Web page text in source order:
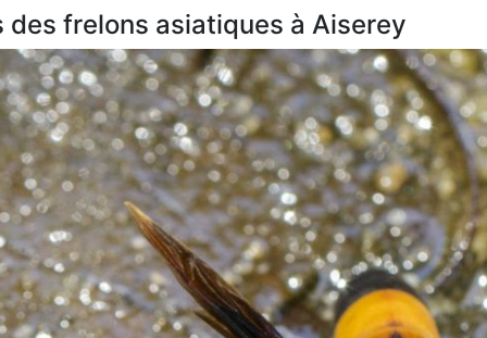
des frelons asiatiques à Aiserey